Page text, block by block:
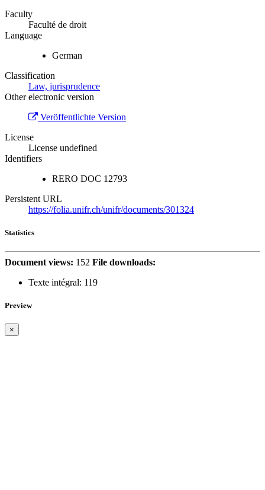
Faculty
Faculté de droit
Language
German
Classification
Law, jurisprudence
Other electronic version
Veröffentlichte Version
License
License undefined
Identifiers
RERO DOC 12793
Persistent URL
https://folia.unifr.ch/unifr/documents/301324
Statistics
Document views: 152 File downloads:
Texte intégral: 119
Preview
×